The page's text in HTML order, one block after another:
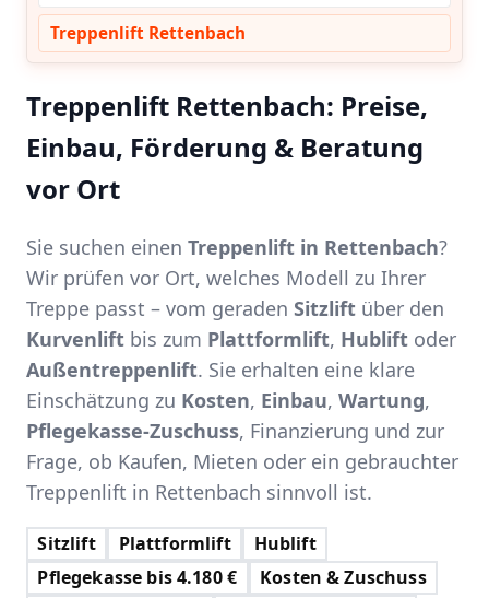
Treppenlift Rettenbach
Treppenlift Rettenbach: Preise,
Einbau, Förderung & Beratung
vor Ort
Sie suchen einen Treppenlift in Rettenbach?
Wir prüfen vor Ort, welches Modell zu Ihrer
Treppe passt – vom geraden Sitzlift über den
Kurvenlift bis zum Plattformlift, Hublift oder
Außentreppenlift. Sie erhalten eine klare
Einschätzung zu Kosten, Einbau, Wartung,
Pflegekasse-Zuschuss, Finanzierung und zur
Frage, ob Kaufen, Mieten oder ein gebrauchter
Treppenlift in Rettenbach sinnvoll ist.
Sitzlift Plattformlift
Hublift
Pflegekasse bis 4.180 €
Kosten & Zuschuss